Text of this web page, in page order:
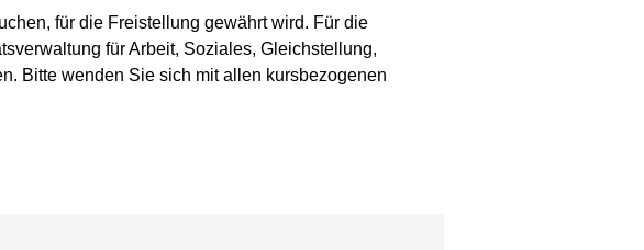
für die Freistellung gewährt wird. Für die
für Arbeit, Soziales, Gleichstellung,
Bitte wenden Sie sich mit allen kursbezogenen